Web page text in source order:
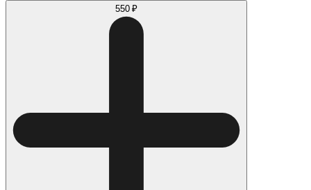
550 ₽